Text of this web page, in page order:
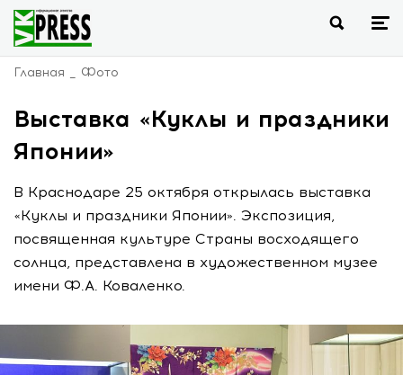
Главная Фото
Выставка «Куклы и праздники
Японии»
В Краснодаре 25 октября открылась выставка
«Куклы и праздники Японии». Экспозиция,
посвященная культуре Страны восходящего
солнца, представлена в художественном музее
имени Ф.А. Коваленко.